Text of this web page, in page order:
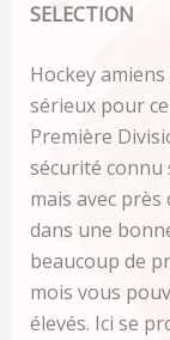
SELECTION
Hockey
sérieux pour
Première
sécurité connu
mais avec près
dans une
beaucoup de
mois vous
élevés. Ici se